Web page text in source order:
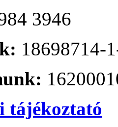
3946
18698714-
tájékoztató